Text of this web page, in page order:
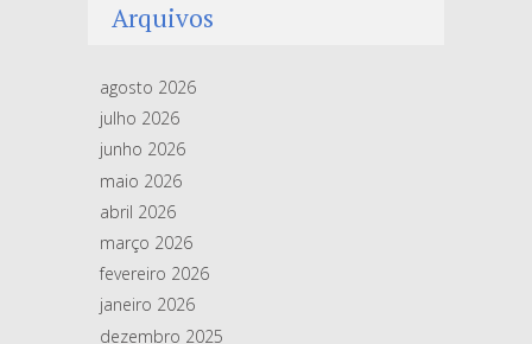
Arquivos
agosto 2026
julho 2026
junho 2026
maio 2026
abril 2026
março 2026
fevereiro 2026
janeiro 2026
dezembro 2025